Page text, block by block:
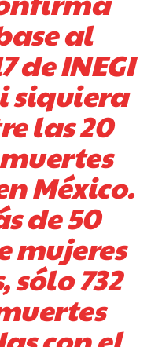
al
de INEGI
siquiera
las 20
México.
de 50
mujeres
732